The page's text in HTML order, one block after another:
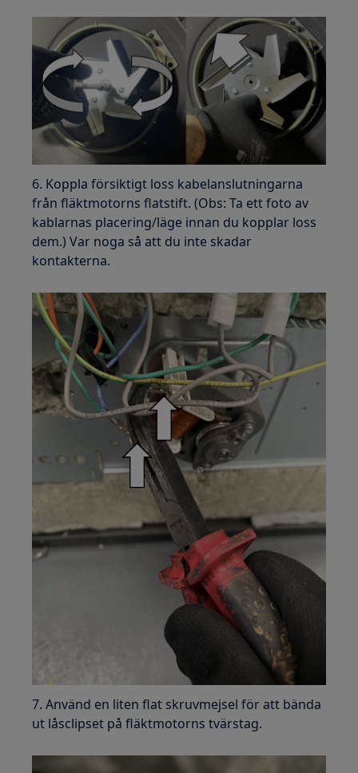
6. Koppla försiktigt loss kabelanslutningarna
från fläktmotorns flatstift. (Obs: Ta ett foto av
kablarnas placering/läge innan du kopplar loss
dem.) Var noga så att du inte skadar
kontakterna.
7. Använd en liten flat skruvmejsel för att bända
ut låsclipset på fläktmotorns tvärstag.